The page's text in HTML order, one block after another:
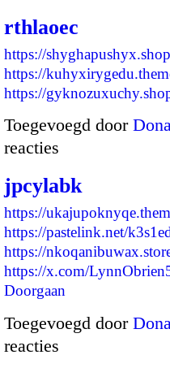
rthlaoec
https://
https://
https://
Toegevoegd door
reacties
jpcylabk
https://
https://pastelink.net/
https://
https://x.com/
Doorgaan
Toegevoegd door
reacties